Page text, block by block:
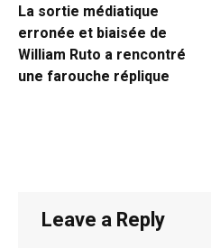
La sortie médiatique
erronée et biaisée de
William Ruto a rencontré
une farouche réplique
Leave a Reply